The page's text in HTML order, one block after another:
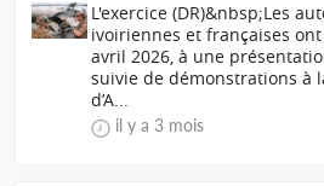
L'exercice (DR)&nbsp;Les
ivoiriennes et françaises
avril 2026, à une
suivie de démonstrations à
d’A...
il y a 3 mois